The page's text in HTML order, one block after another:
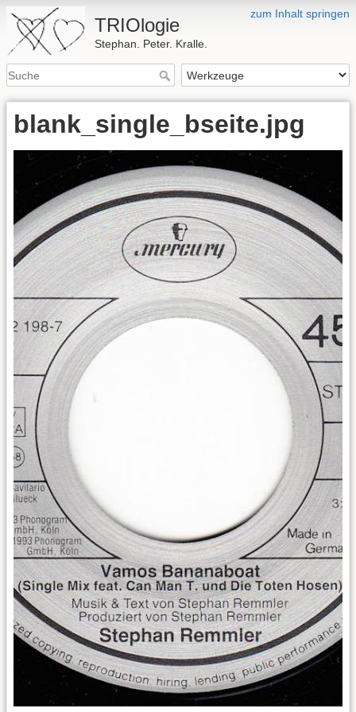
zum Inhalt springen
TRIOlogie
Stephan. Peter. Kralle.
blank_single_bseite.jpg